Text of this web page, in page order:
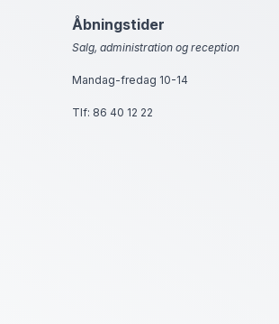
Åbningstider
Salg, administration og reception
Mandag-fredag 10-14
Tlf: 86 40 12 22